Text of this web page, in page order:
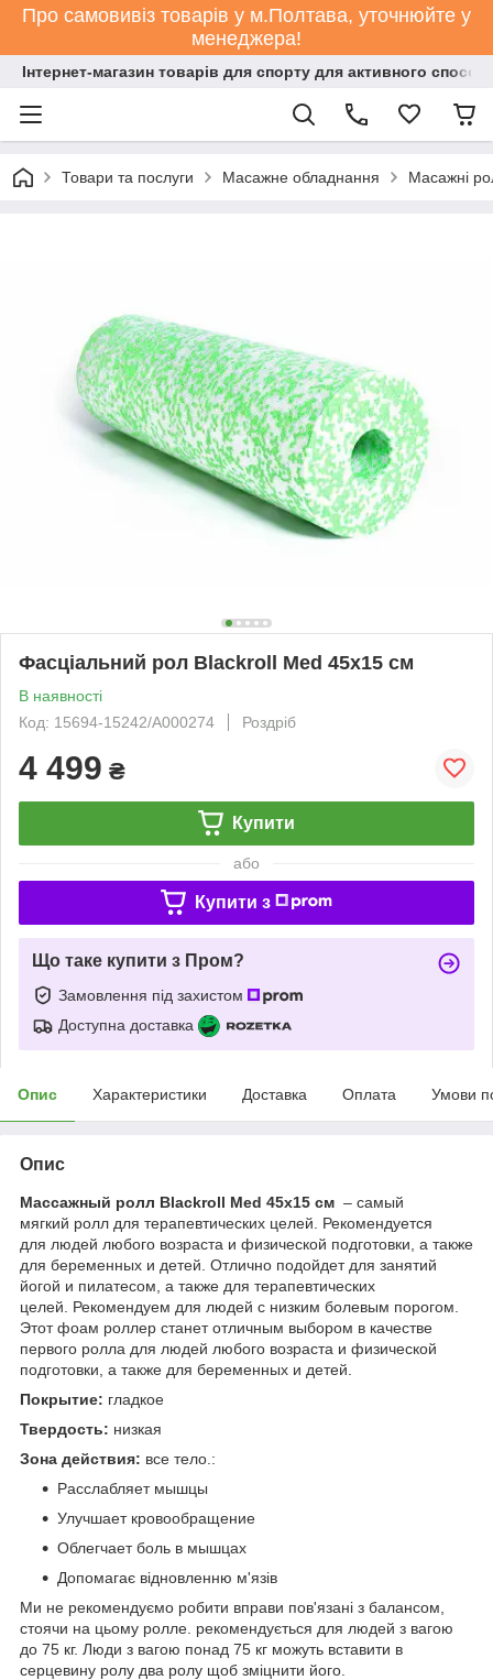
Про самовивіз товарів у м.Полтава, уточнюйте у
менеджера!
Інтернет-магазин товарів для спорту для активного
Товари та послуги Масажне обладнання Масажні
Фасціальний рол Blackroll Med 45х15 см
В наявності
Код: 15694-15242/A000274
Роздріб
4 499 ₴
Купити
або
Купити з
Що таке купити з Пром?
Замовлення під захистом
Доступна доставка
Опис Характеристики Доставка Оплата Умови
Опис
Массажный ролл Blackroll Med 45х15 см – самый
мягкий ролл для терапевтических целей. Рекомендуется
для людей любого возраста и физической подготовки, а также
для беременных и детей. Отлично подойдет для занятий
йогой и пилатесом, а также для терапевтических
целей. Рекомендуем для людей с низким болевым порогом.
Этот фоам роллер станет отличным выбором в качестве
первого ролла для людей любого возраста и физической
подготовки, а также для беременных и детей.
Покрытие: гладкое
Твердость: низкая
Зона действия: все тело.:
Расслабляет мышцы
Улучшает кровообращение
Облегчает боль в мышцах
Допомагає відновленню м'язів
Ми не рекомендуємо робити вправи пов'язані з балансом,
стоячи на цьому ролле. рекомендується для людей з вагою
до 75 кг. Люди з вагою понад 75 кг можуть вставити в
серцевину ролу два ролу щоб зміцнити його.